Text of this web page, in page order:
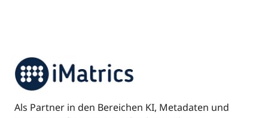
Als Partner in den Bereichen KI, Metadaten und